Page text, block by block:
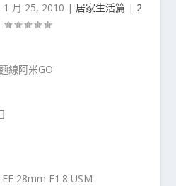
1 月 25, 2010 | 居家生活篇| 2
28mm F1.8 USM